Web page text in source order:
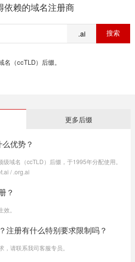
依赖的域名注册商
.ai
（ccTLD）后缀。
更多后缀
优势？
域名（ccTLD）后缀，于1995年分配使用。
/ .org.ai
？
。
注册有什么特别要求限制吗？
请联系我司客服专员。